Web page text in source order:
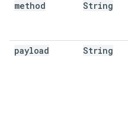
method String
payload String